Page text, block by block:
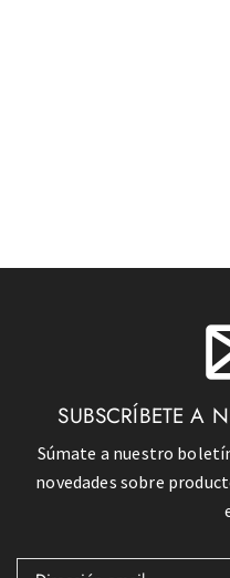
SUBSCRÍBETE A
Súmate a nuestro
novedades sobre